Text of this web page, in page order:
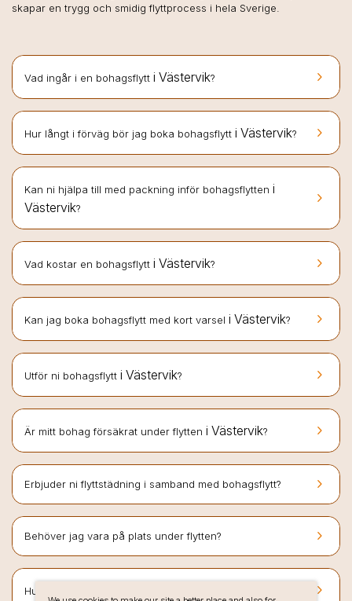
skapar en trygg och smidig flyttprocess i hela Sverige.
keyboard_arrow_right
Vad ingår i en bohagsflytt i Västervik?
keyboard_arrow_right
Hur långt i förväg bör jag boka bohagsflytt i Västervik?
keyboard_arrow_right
Kan ni hjälpa till med packning inför bohagsflytten i
Västervik?
keyboard_arrow_right
Vad kostar en bohagsflytt i Västervik?
keyboard_arrow_right
Kan jag boka bohagsflytt med kort varsel i Västervik?
keyboard_arrow_right
Utför ni bohagsflytt i Västervik?
keyboard_arrow_right
Är mitt bohag försäkrat under flytten i Västervik?
keyboard_arrow_right
Erbjuder ni flyttstädning i samband med bohagsflytt?
keyboard_arrow_right
Behöver jag vara på plats under flytten?
keyboard_arrow_right
Hur bokar jag bohagsflytt hos Flyttlinjen